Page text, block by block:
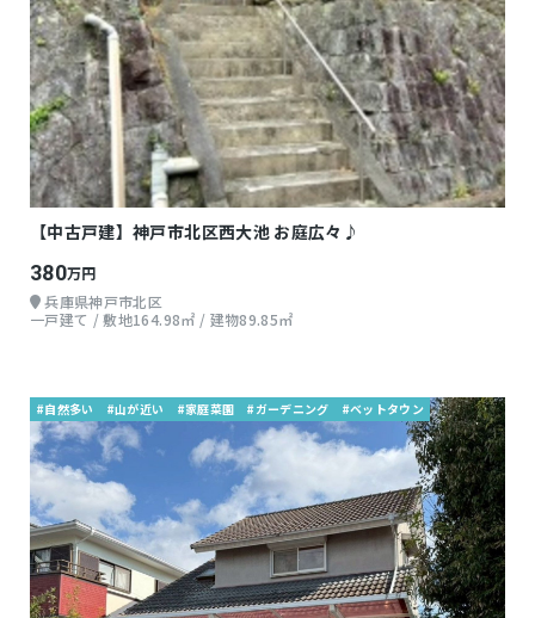
【中古戸建】神戸市北区西大池 お庭広々♪
380万円
兵庫県神戸市北区
一戸建て / 敷地164.98㎡ / 建物89.85㎡
#自然多い #山が近い #家庭菜園 #ガーデニング #ベットタウン